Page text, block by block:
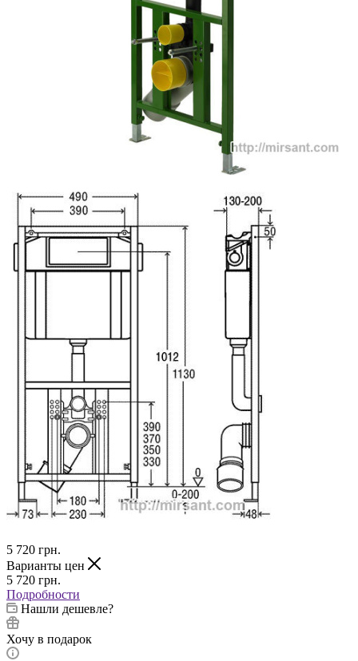
5 720 грн.
Варианты цен
5 720 грн.
Подробности
Нашли дешевле?
Хочу в подарок